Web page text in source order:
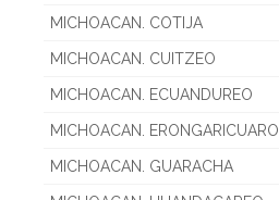
MICHOACAN. COTIJA
MICHOACAN. CUITZEO
MICHOACAN. ECUANDUREO
MICHOACAN. ERONGARICUARO
MICHOACAN. GUARACHA